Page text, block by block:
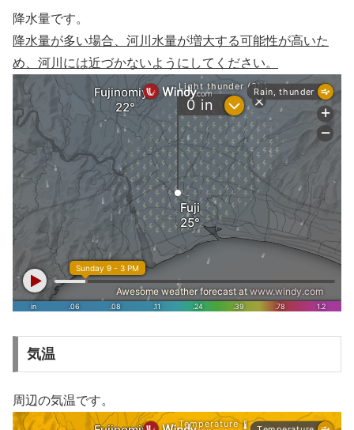
降水量です。
降水量が多い場合、河川水量が増大する可能性が高いた
め、河川には近づかないようにしてください。
気温
周辺の気温です。